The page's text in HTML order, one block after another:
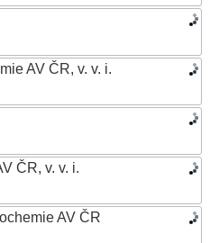
AV ČR, v. v. i.
ČR, v. v. i.
AV ČR